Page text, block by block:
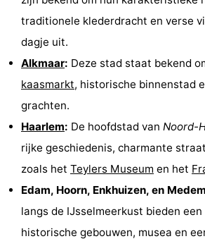
traditionele klederdracht en verse
dagje uit.
Alkmaar: Deze stad staat bekend
kaasmarkt, historische binnenstad
grachten.
Haarlem: De hoofdstad van Noord-
rijke geschiedenis, charmante
zoals het Teylers Museum en het
Edam, Hoorn, Enkhuizen, en
langs de IJsselmeerkust bieden
historische gebouwen, musea en